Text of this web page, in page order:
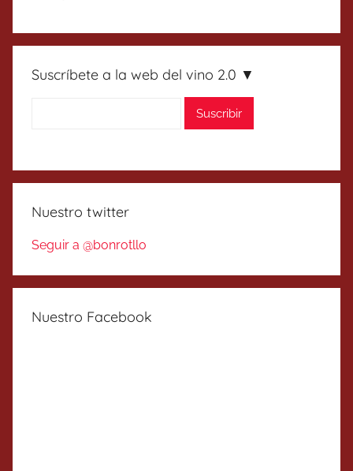
Suscríbete a la web del vino 2.0 ▼
Nuestro twitter
Seguir a @bonrotllo
Nuestro Facebook